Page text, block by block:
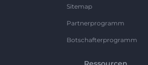
Sitemap
Partnerprogramm
Botschafterprogramm